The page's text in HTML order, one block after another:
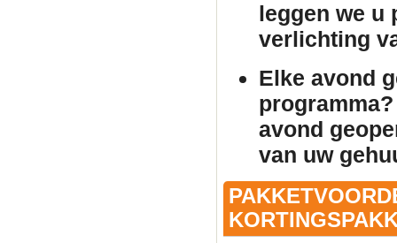
leggen we u
verlichting
Elke avond
avond
van uw